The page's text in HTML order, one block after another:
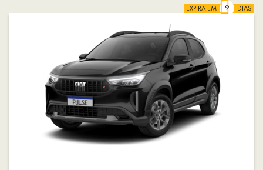
EXPIRA EM DIAS